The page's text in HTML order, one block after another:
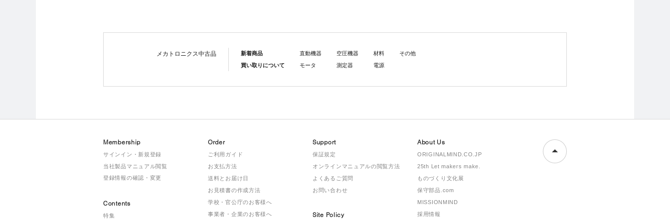
メカトロニクス中古品
新着商品
買い取りについて
直動機器
モータ
空圧機器
測定器
材料
電源
その他
Membership
サインイン・新規登録
当社製品マニュアル閲覧
登録情報の確認・変更
Contents
特集
Order
ご利用ガイド
お支払方法
送料とお届け日
お見積書の作成方法
学校・官公庁のお客様へ
事業者・企業のお客様へ
Support
保証規定
オンラインマニュアルの閲覧方法
よくあるご質問
お問い合わせ
Site Policy
About Us
ORIGINALMIND.CO.JP
25th Let makers make.
ものづくり文化展
保守部品.com
MISSIONMIND
採用情報